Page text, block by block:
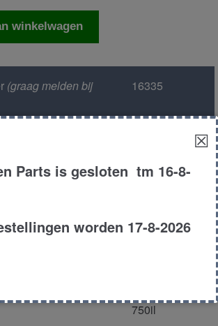
winkelwagen
(graag melden bij
16335
317 orient
Sedan
750il
☒
Parts is gesloten tm 16-8-
worden 17-8-2026